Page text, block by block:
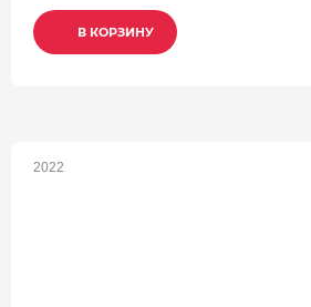
В КОРЗИНУ
В КОРЗИНУ
В КОРЗИНУ
2022